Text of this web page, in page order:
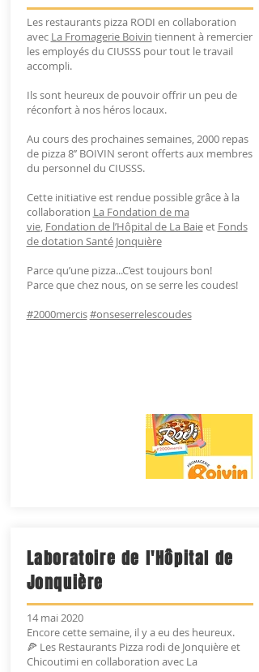
Les restaurants pizza RODI en collaboration
avec La Fromagerie Boivin tiennent à remercier
les employés du CIUSSS pour tout le travail
accompli.
Ils sont heureux de pouvoir offrir un peu de
réconfort à nos héros locaux.
Au cours des prochaines semaines, 2000 repas
de pizza 8’’ BOIVIN seront offerts aux membres
du personnel du CIUSSS.
Cette initiative est rendue possible grâce à la
collaboration La Fondation de ma
vie, Fondation de l’Hôpital de La Baieet Fonds
de dotation Santé Jonquière
Parce qu’une pizza...C’est toujours bon!
Parce que chez nous, on se serre les coudes!
#2000mercis#onseserrelescoudes
Laboratoire de l'Hôpital de
Jonquière
14 mai 2020
Encore cette semaine, il y a eu des heureux.
🍕 Les Restaurants Pizza rodi de Jonquière et
Chicoutimi en collaboration avec La